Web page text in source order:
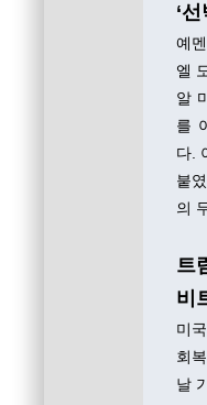
‘
예
엘
알
를
다.
붙
의
트
비
미
회
날